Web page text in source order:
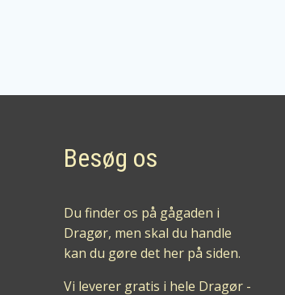
Besøg os
Du finder os på gågaden i
Dragør, men skal du handle
kan du gøre det her på siden.
Vi leverer gratis i hele Dragør -